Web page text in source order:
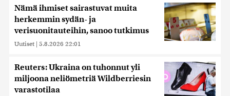
Nämä ihmiset sairastuvat muita
herkemmin sydän- ja
verisuonitauteihin, sanoo tutkimus
Uutiset | 5.8.2026 22:01
Reuters: Ukraina on tuhonnut yli
miljoona neliömetriä Wildberriesin
varastotilaa